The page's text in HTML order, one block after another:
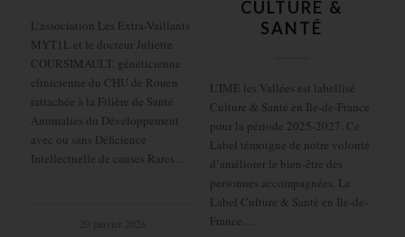
L’association Les Extra-Vaillants
MYT1L et le docteur Juliette
COURSIMAULT, généticienne
clinicienne du CHU de Rouen
rattachée à la Filière de Santé
Anomalies du Développement
avec ou sans Déficience
Intellectuelle de causes Rares…
CULTURE &
SANTÉ
L’IME les Vallées est labellisé
Culture & Santé en Ile-de-France
pour la période 2025-2027. Ce
Label témoigne de notre volonté
d’améliorer le bien-être des
personnes accompagnées. Le
Label Culture & Santé en Ile-de-
France…